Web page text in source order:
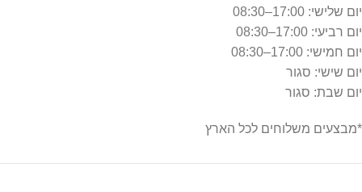
יום שלישי: 17:00–08:30
יום רביעי: 17:00–08:30
יום חמישי: 17:00–08:30
יום שישי: סגור
יום שבת: סגור
*מבצעים משלוחים לכל הארץ